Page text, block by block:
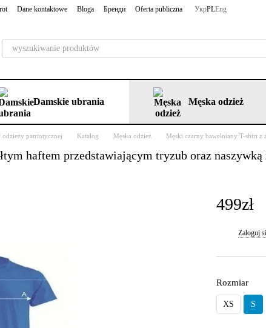
Dane kontaktowe Bloga Бренди Oferta publiczna УкрPLEng
Damskie ubrania Męska odzież
patriotycznej Katalog Męska odzież Męski czarny bawełniany T-shirt
haftem przedstawiającym tryzub oraz naszywką
499zł
Zaloguj
Rozmiar
XS S